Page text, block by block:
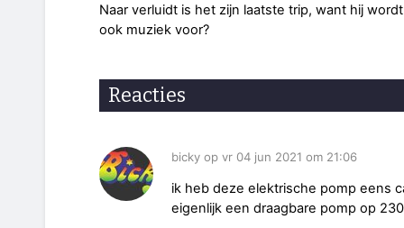
Naar verluidt is het zijn laatste trip, want hij
ook muziek voor?
Reacties
bicky op vr 04 jun 2021 om 21:06
ik heb deze elektrische pomp eens
eigenlijk een draagbare pomp op